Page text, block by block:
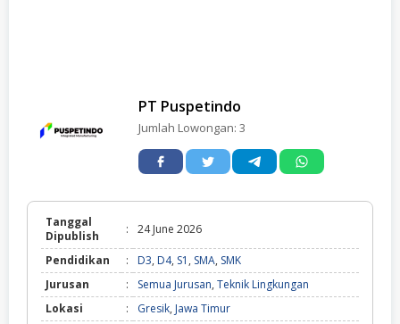
PT Puspetindo
Jumlah Lowongan: 3
Tanggal
Dipublish
: 24 June 2026
Pendidikan : D3, D4, S1 , SMA, SMK
Jurusan
: Semua Jurusan, Teknik Lingkungan
Lokasi
: Gresik, Jawa Timur